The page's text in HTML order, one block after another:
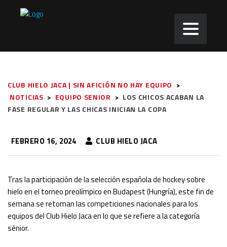
CLUB HIELO JACA | SIN AFICIÓN NO HAY EQUIPO >
NOTICIAS > EQUIPO SENIOR > LOS CHICOS ACABAN LA
FASE REGULAR Y LAS CHICAS INICIAN LA COPA
FEBRERO 16, 2024 CLUB HIELO JACA
Tras la participación de la selección española de hockey sobre
hielo en el torneo preolímpico en Budapest (Hungría), este fin de
semana se retoman las competiciones nacionales para los
equipos del Club Hielo Jaca en lo que se refiere a la categoría
sénior.